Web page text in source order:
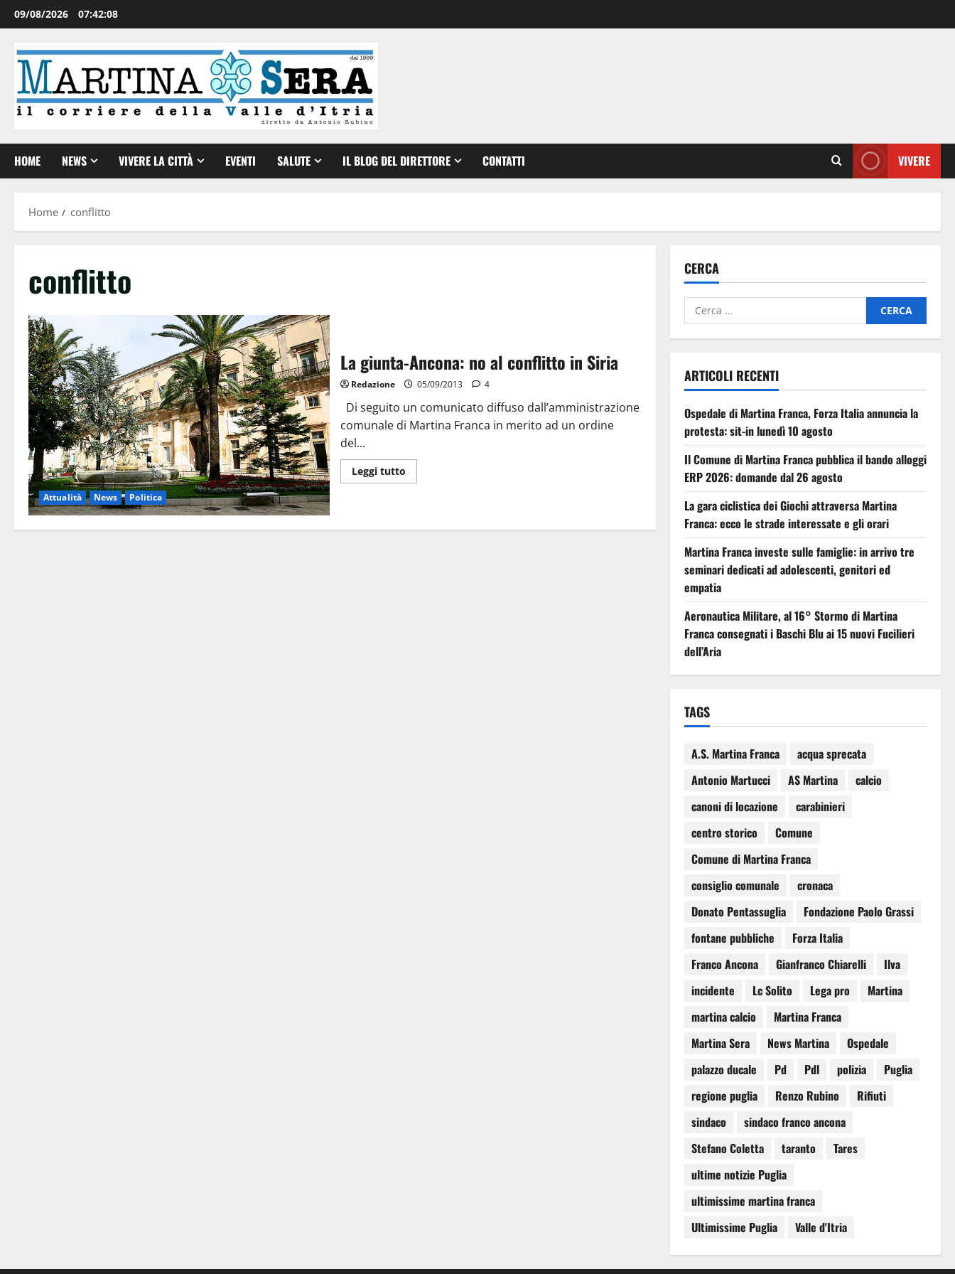
09/08/2026 07:42:08
HOME NEWS VIVERE LA CITTÀ EVENTI SALUTE IL BLOG DEL DIRETTORE CONTATTI VIVERE
Home conflitto
conflitto
Attualità News Politica
La giunta-Ancona: no al conflitto in Siria
Redazione 05/09/2013 4
Di seguito un comunicato diffuso dall’amministrazione
comunale di Martina Franca in merito ad un ordine
del...
Leggi tutto
CERCA
ARTICOLI RECENTI
Ospedale di Martina Franca, Forza Italia annuncia la
protesta: sit-in lunedì 10 agosto
Il Comune di Martina Franca pubblica il bando alloggi
ERP 2026: domande dal 26 agosto
La gara ciclistica dei Giochi attraversa Martina
Franca: ecco le strade interessate e gli orari
Martina Franca investe sulle famiglie: in arrivo tre
seminari dedicati ad adolescenti, genitori ed
empatia
Aeronautica Militare, al 16° Stormo di Martina
Franca consegnati i Baschi Blu ai 15 nuovi Fucilieri
dell’Aria
TAGS
A.S. Martina Franca
acqua sprecata
Antonio Martucci
AS Martina
calcio
canoni di locazione
carabinieri
centro storico
Comune
Comune di Martina Franca
consiglio comunale
cronaca
Donato Pentassuglia
Fondazione Paolo Grassi
fontane pubbliche
Forza Italia
Franco Ancona
Gianfranco Chiarelli
Ilva
incidente
Lc Solito Lega pro
Martina
martina calcio
Martina Franca
Martina Sera
News Martina
Ospedale
palazzo ducale
Pd Pdl polizia
Puglia
regione puglia
Renzo Rubino
Rifiuti
sindaco
sindaco franco ancona
Stefano Coletta
taranto
Tares
ultime notizie Puglia
ultimissime martina franca
Ultimissime Puglia
Valle d'Itria